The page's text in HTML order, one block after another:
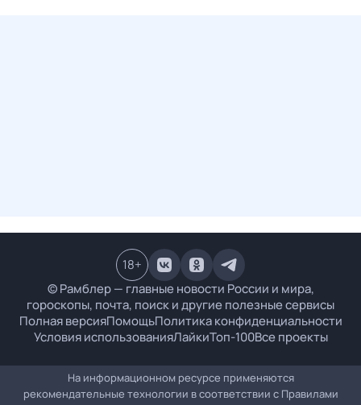
© Рамблер — главные новости России и мира,
гороскопы, почта, поиск и другие полезные сервисы
Полная версияПомощьПолитика конфиденциальности
Условия использованияЛайкиТоп-100Все проекты
18+
На информационном ресурсе применяются
рекомендательные технологии в соответствии с Правилами